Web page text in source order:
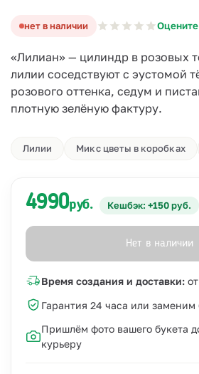
нет в наличии
«Лилиан» — цилиндр в розовых
лилии соседствуют с эустомой
розового оттенка, седум и
плотную зелёную фактуру.
Лилии Микс цветы в коробках
4990руб. Кешбэк: +150 руб.
Нет в наличии
Время создания и доставки:
Гарантия 24 часа или заменим
Пришлём фото вашего букета
курьеру